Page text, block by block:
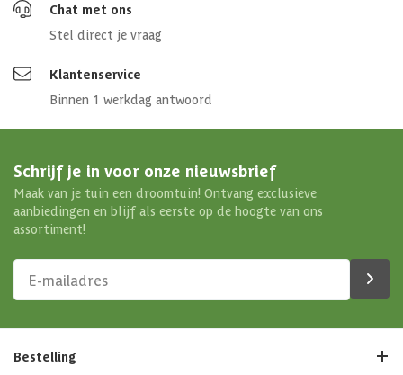
Chat met ons
Stel direct je vraag
Klantenservice
Binnen 1 werkdag antwoord
Schrijf je in voor onze nieuwsbrief
Maak van je tuin een droomtuin! Ontvang exclusieve
aanbiedingen en blijf als eerste op de hoogte van ons
assortiment!
Bestelling